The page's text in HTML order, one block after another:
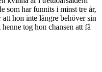
som har funnits i minst tre år,
hon inte längre behöver sin
tog hon chansen att få